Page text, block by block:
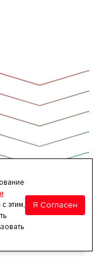
этим,
Я Согласен